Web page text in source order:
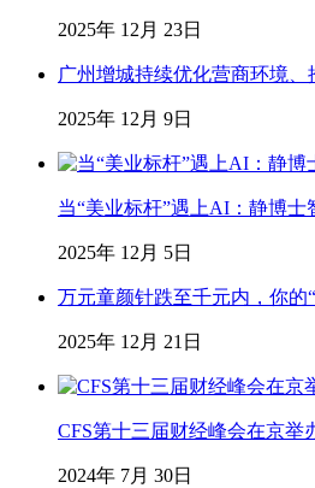
2025年 12月 23日
广州增城持续优化营商环境
2025年 12月 9日
当“美业标杆”遇上AI：静博士
2025年 12月 5日
万元童颜针跌至千元内，你
2025年 12月 21日
CFS第十三届财经峰会在京举
2024年 7月 30日